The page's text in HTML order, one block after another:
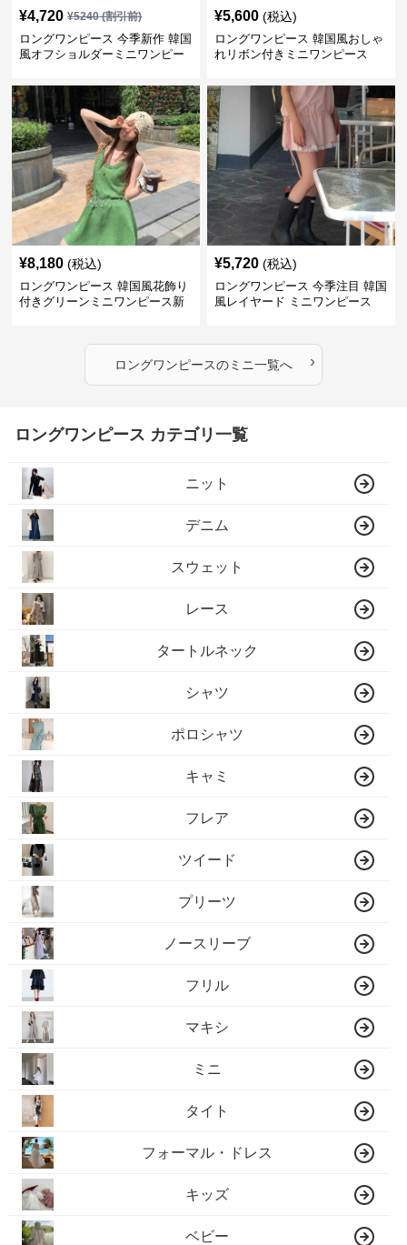
¥4,720 ¥5240(割引前)
ロングワンピース 今季新作 韓国
風オフショルダーミニワンピー
¥5,600 (税込)
ロングワンピース 韓国風おしゃ
れリボン付きミニワンピース
¥8,180 (税込)
ロングワンピース 韓国風花飾り
付きグリーンミニワンピース新
¥5,720 (税込)
ロングワンピース 今季注目 韓国
風レイヤード ミニワンピース
ロングワンピースのミニ一覧へ ›
ロングワンピース カテゴリ一覧
ニット
デニム
スウェット
レース
タートルネック
シャツ
ポロシャツ
キャミ
フレア
ツイード
プリーツ
ノースリーブ
フリル
マキシ
ミニ
タイト
フォーマル・ドレス
キッズ
ベビー